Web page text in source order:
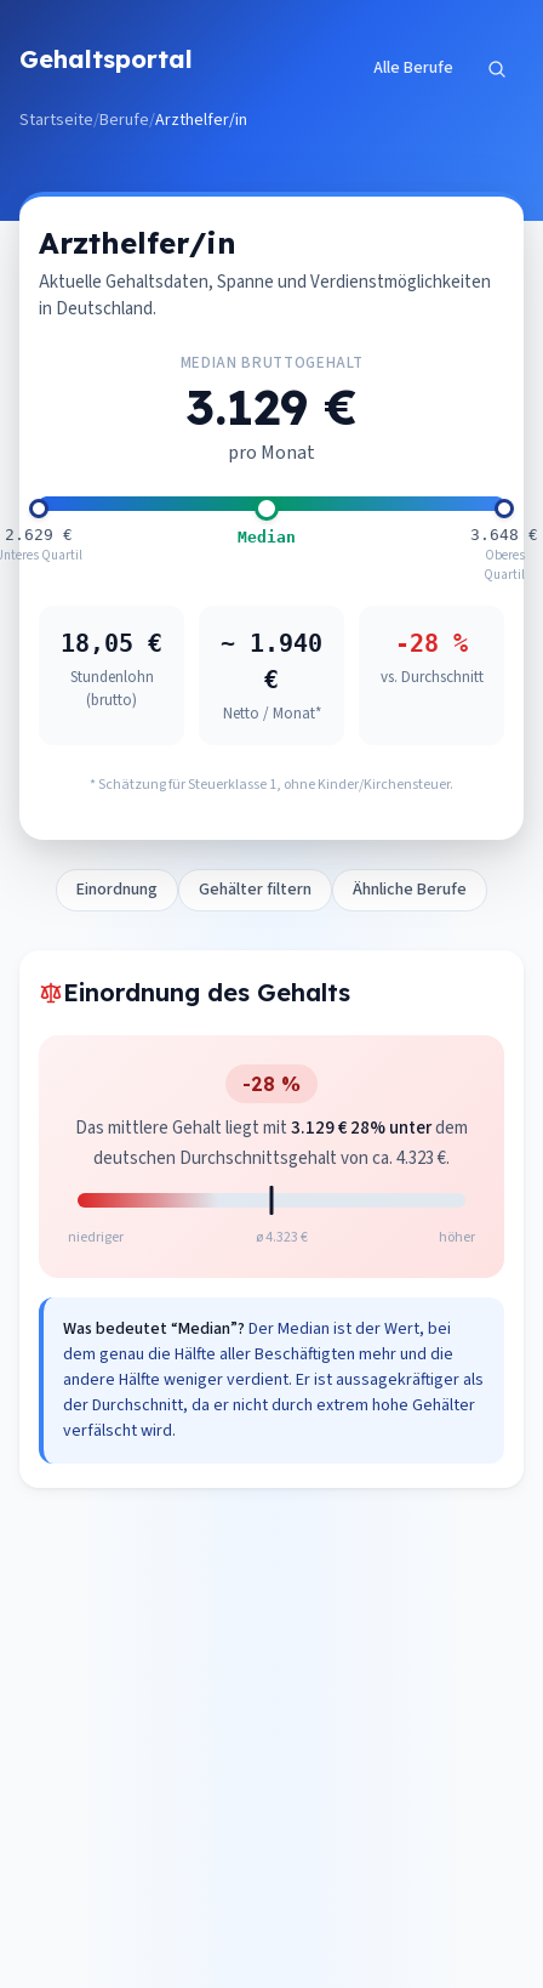
Gehaltsportal Alle Berufe
Startseite/Berufe/Arzthelfer/in
Arzthelfer/in
Aktuelle Gehaltsdaten, Spanne und Verdienstmöglichkeiten
in Deutschland.
MEDIAN BRUTTOGEHALT
3.129 €
pro Monat
2.629 €
Quartil
Median
3.648 €
Oberes
Quartil
18,05 €
Stundenlohn
(brutto)
~ 1.940
€
Netto / Monat*
-28 %
vs. Durchschnitt
* Schätzung für Steuerklasse 1, ohne Kinder/Kirchensteuer.
Einordnung Gehälter filtern Ähnliche Berufe
Einordnung des Gehalts
-28 %
Das mittlere Gehalt liegt mit3.129 €28% unterdem
deutschen Durchschnittsgehalt von ca. 4.323 €.
niedriger ø 4.323 € höher
Was bedeutet “Median”? Der Median ist der Wert, bei
dem genau die Hälfte aller Beschäftigten mehr und die
andere Hälfte weniger verdient. Er ist aussagekräftiger als
der Durchschnitt, da er nicht durch extrem hohe Gehälter
verfälscht wird.